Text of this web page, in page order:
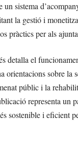
un sistema
la gestió i
pràctics per als
detalla el
orientacions sobre la
públic i la
representa un
sostenible i eficient